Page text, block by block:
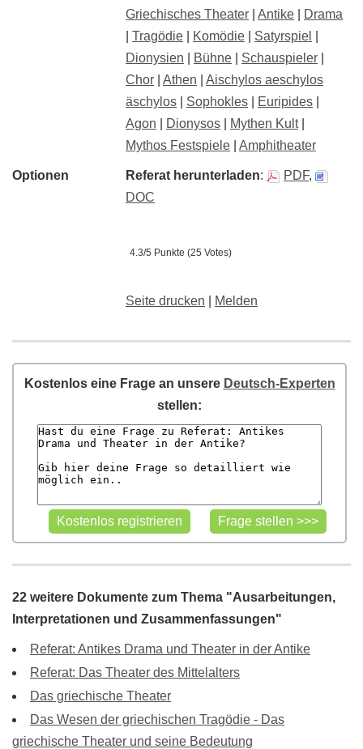
Griechisches Theater
Antike
Drama
Tragödie Komödie Satyrspiel
Dionysien
Bühne Schauspieler
Chor
Athen
Aischylos aeschylos
äschylos
Sophokles Euripides
Agon
Dionysos Mythen Kult|
Mythos Festspiele
Amphitheater
Optionen Referat herunterladen: PDF,
DOC
4.3/5 Punkte (25 Votes)
Seite drucken Melden
Kostenlos eine Frage an unsere Deutsch-Experten
stellen:
22 weitere Dokumente zum Thema "Ausarbeitungen,
Interpretationen und Zusammenfassungen"
Referat: Antikes Drama und Theater in der Antike
Referat: Das Theater des Mittelalters
Das griechische Theater
Das Wesen der griechischen Tragödie - Das
griechische Theater und seine Bedeutung